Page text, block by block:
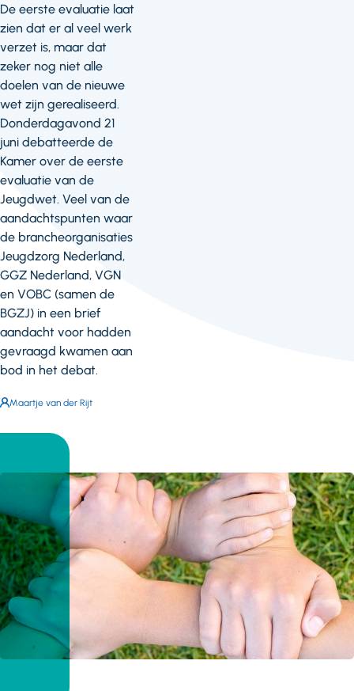
De eerste evaluatie laat
zien dat er al veel werk
verzet is, maar dat
zeker nog niet alle
doelen van de nieuwe
wet zijn gerealiseerd.
Donderdagavond 21
juni debatteerde de
Kamer over de eerste
evaluatie van de
Jeugdwet. Veel van de
aandachtspunten waar
de brancheorganisaties
Jeugdzorg Nederland,
GGZ Nederland, VGN
en VOBC (samen de
BGZJ) in een brief
aandacht voor hadden
gevraagd kwamen aan
bod in het debat.
Auteur:
Maartje van der Rijt